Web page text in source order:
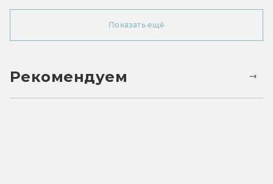
Показать ещё
Рекомендуем